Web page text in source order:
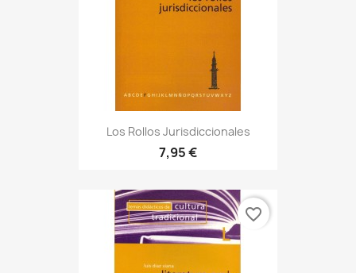
Los Rollos Jurisdiccionales
7,95 €
favorite_border